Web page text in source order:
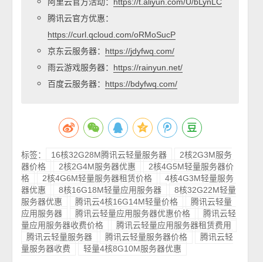
https://t.aliyun.com/U/bLynLC
腾讯云官方优惠：
https://curl.qcloud.com/oRMoSucP
京东云服务器： https://jdyfwq.com/
雨云游戏服务器： https://rainyun.net/
百度云服务器： https://bdyfwq.com/
标签： 16核32G28M腾讯云轻量服务器
2核2G3M服务
器价格
2核2G4M服务器优惠
2核4G5M轻量服务器价
格
2核4G6M轻量服务器租赁价格
4核4G3M轻量服务
器优惠
8核16G18M轻量应用服务器
8核32G22M轻量
服务器优惠
腾讯云4核16G14M轻量价格
腾讯云轻量
应用服务器
腾讯云轻量应用服务器优惠价格
腾讯云轻
量应用服务器收费价格
腾讯云轻量应用服务器租赁费用
腾讯云轻量服务器
腾讯云轻量服务器价格
腾讯云轻
量服务器收费
轻量4核8G10M服务器优惠